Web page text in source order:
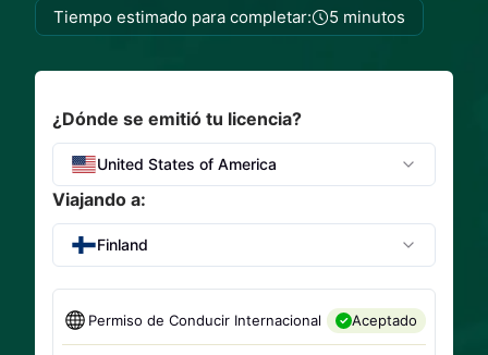
Tiempo estimado para completar: 5 minutos
¿Dónde se emitió tu licencia?
United States of America
Viajando a:
Finland
Permiso de Conducir Internacional Aceptado